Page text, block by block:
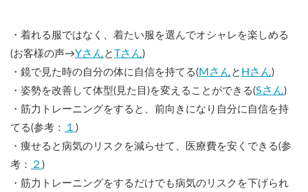
・着れる服ではなく、着たい服を選んでオシャレを楽しめる
(お客様の声→Yさん と Tさん)
・鏡で見た時の自分の体に自信を持てる( Mさん と Hさん)
・姿勢を改善して体型(見た目)を変えることができる(Sさん)
・筋力トレーニングをすると、前向きになり自分に自信を持
てる(参考：
１ )
・痩せると病気のリスクを減らせて、医療費を安くできる(参
考：
２ )
・筋力トレーニングをするだけでも病気のリスクを下げられ